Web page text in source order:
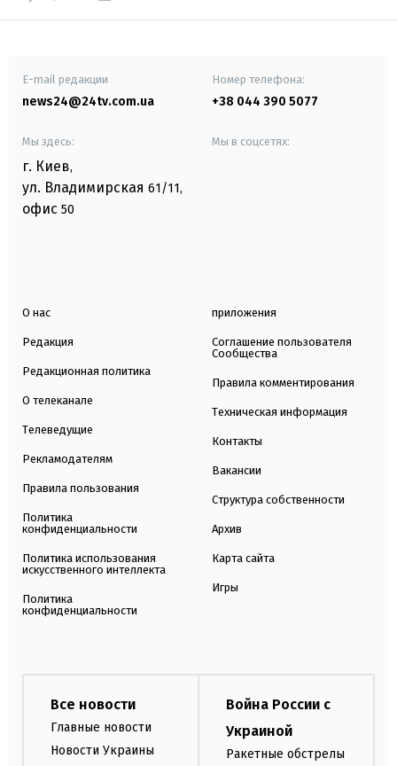
E-mail редакции
news24@24tv.com.ua
Номер телефона:
+38 044 390 5077
Мы здесь:
г. Киев,
ул. Владимирская 61/11,
офис 50
Мы в соцсетях:
О нас
Редакция
Редакционная политика
О телеканале
Телеведущие
Рекламодателям
Правила пользования
Политика
конфиденциальности
Политика использования
искусственного интеллекта
Политика
конфиденциальности
приложения
Соглашение пользователя
Сообщества
Правила комментирования
Техническая информация
Контакты
Вакансии
Структура собственности
Архив
Карта сайта
Игры
Все новости
Главные новости
Новости Украины
Война России с
Украиной
Ракетные обстрелы